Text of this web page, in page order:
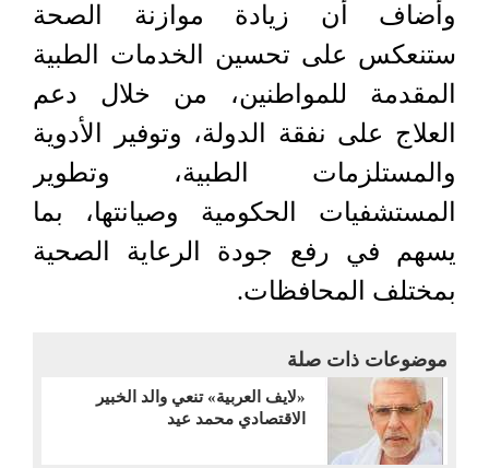
وأضاف أن زيادة موازنة الصحة
ستنعكس على تحسين الخدمات الطبية
المقدمة للمواطنين، من خلال دعم
العلاج على نفقة الدولة، وتوفير الأدوية
والمستلزمات الطبية، وتطوير
المستشفيات الحكومية وصيانتها، بما
يسهم في رفع جودة الرعاية الصحية
بمختلف المحافظات.
موضوعات ذات صلة
«لايف العربية» تنعي والد الخبير
الاقتصادي محمد عيد